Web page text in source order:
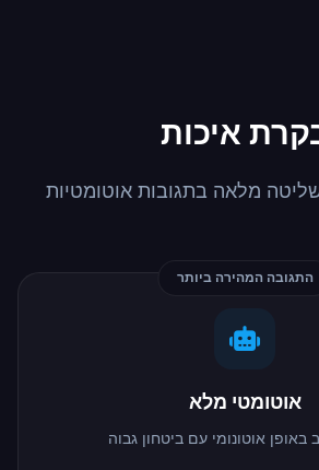
איכות
התגובה המהירה ביותר
אוטומטי מלא
באופן אוטונומי עם ביטחון גבוה